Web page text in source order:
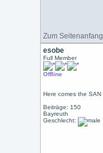
Zum Seitenanfang
esobe
Full Member
Offline
Here comes the SAN
Beiträge: 150
Bayreuth
Geschlecht: